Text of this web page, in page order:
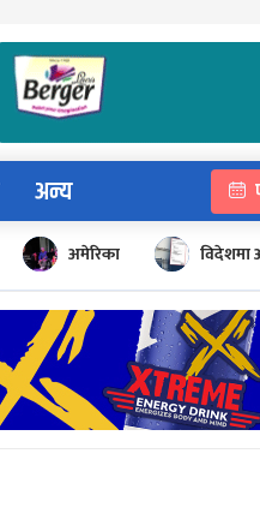
अन्य
अमेरिका विदेशमा